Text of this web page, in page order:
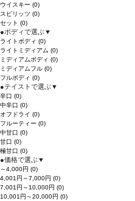
ウイスキー (0)
スピリッツ (0)
セット (0)
●ボディで選ぶ▼
ライトボディ (0)
ライトミディアム (0)
ミディアムボディ (0)
ミディアムフル (0)
フルボディ (0)
●テイストで選ぶ▼
辛口 (0)
中辛口 (0)
オフドライ (0)
フルーティー (0)
中甘口 (0)
甘口 (0)
極甘口 (0)
●価格で選ぶ▼
～4,000円 (0)
4,001円～7,000円 (0)
7,001円～10,000円 (0)
10,001円～20,000円 (0)